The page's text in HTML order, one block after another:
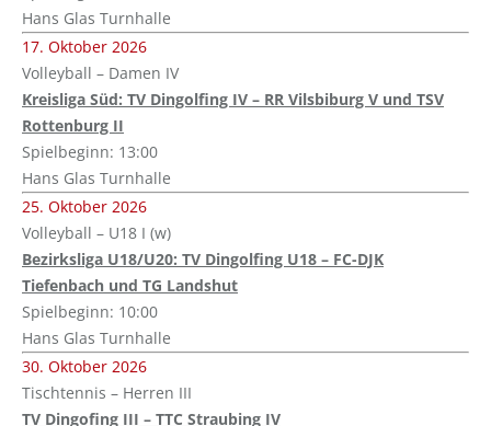
Hans Glas Turnhalle
17. Oktober 2026
Volleyball – Damen IV
Kreisliga Süd: TV Dingolfing IV – RR Vilsbiburg V und TSV
Rottenburg II
Spielbeginn: 13:00
Hans Glas Turnhalle
25. Oktober 2026
Volleyball – U18 I (w)
Bezirksliga U18/U20: TV Dingolfing U18 – FC-DJK
Tiefenbach und TG Landshut
Spielbeginn: 10:00
Hans Glas Turnhalle
30. Oktober 2026
Tischtennis – Herren III
TV Dingofing III – TTC Straubing IV